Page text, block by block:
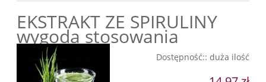
EKSTRAKT ZE SPIRULINY
wygoda stosowania
Dostępność:: duża ilość